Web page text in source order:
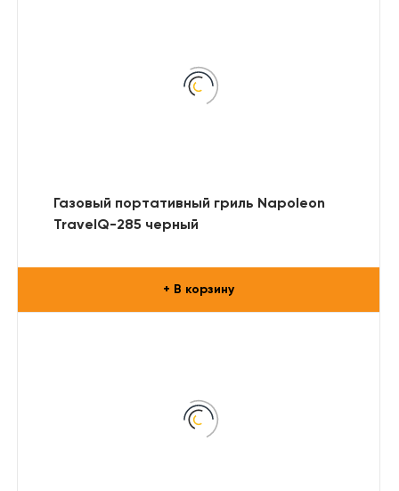
Газовый портативный гриль Napoleon
TravelQ-285 черный
+ В корзину